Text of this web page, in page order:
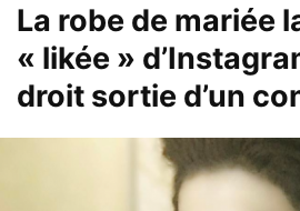
La robe de mariée
« likée »
droit sortie d’un